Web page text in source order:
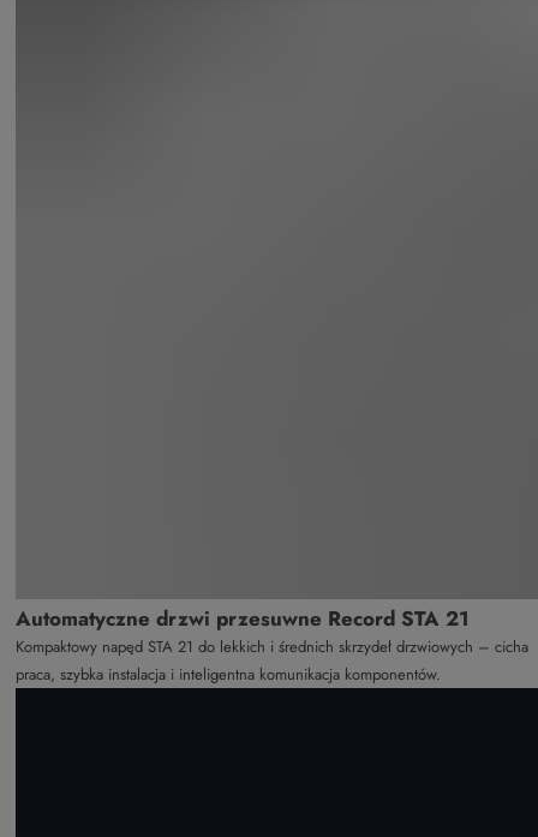
Automatyczne drzwi przesuwne Record STA 21
Kompaktowy napęd STA 21 do lekkich i średnich skrzydeł drzwiowych – cicha
praca, szybka instalacja i inteligentna komunikacja komponentów.